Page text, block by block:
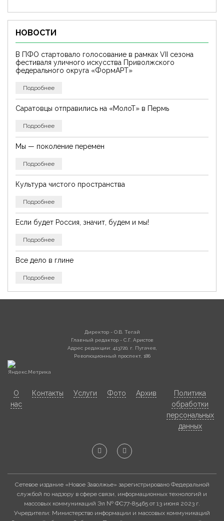
НОВОСТИ
В ПФО стартовало голосование в рамках VII сезона
фестиваля уличного искусства Приволжского
федерального округа «ФормАРТ»
Подробнее
Саратовцы отправились на «МолоТ» в Пермь
Подробнее
Мы — поколение перемен
Подробнее
Культура чистого пространства
Подробнее
Если будет Россия, значит, будем и мы!
Подробнее
Все дело в глине
Подробнее
Директор - О.В. Тегай
Главный редактор - С.Г. Аристов
Адрес редакции: 413720, г. Пугачев,
Революционный проспект, 186
О
нас
Контакты Услуги Фото Архив
Политика
обработки
персональных
данных
Сетевое издание «Новое Заволжье» зарегистрировано Федеральной
службой по надзору в сфере связи, информационных технологий и
массовых коммуникаций Эл № ФС77-85465 от 13 июня 2023 г.
Учредители: Министерство информации и массовых коммуникаций